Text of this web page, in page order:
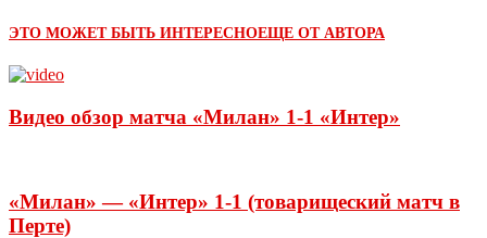
ЭТО МОЖЕТ БЫТЬ ИНТЕРЕСНОЕЩЕ ОТ АВТОРА
Видео обзор матча «Милан» 1-1 «Интер»
«Милан» — «Интер» 1-1 (товарищеский матч в
Перте)